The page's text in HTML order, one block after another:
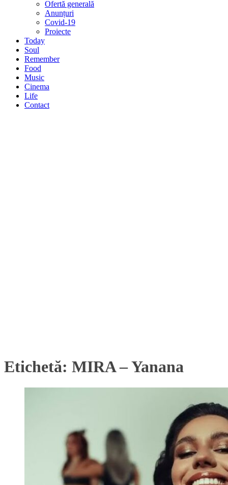
Ofertă generală
Anunțuri
Covid-19
Proiecte
Today
Soul
Remember
Food
Music
Cinema
Life
Contact
Etichetă: MIRA – Yanana